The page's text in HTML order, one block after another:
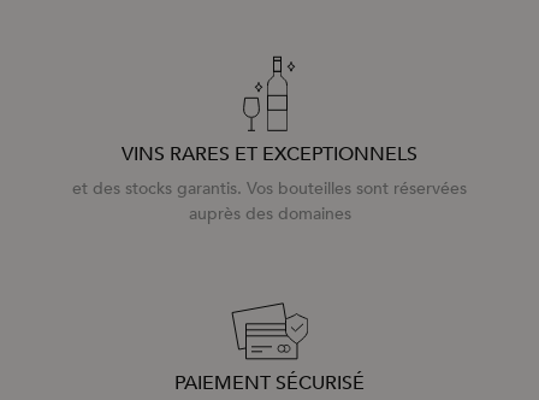
VINS RARES ET EXCEPTIONNELS
et des stocks garantis. Vos bouteilles sont réservées
auprès des domaines
PAIEMENT SÉCURISÉ